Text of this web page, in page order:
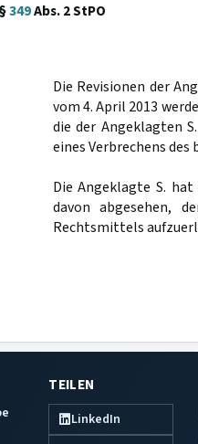
§349Abs. 2 StPO
Die Revisionen der
vom 4. April 2013
die der Angeklagten
eines Verbrechens
Die Angeklagte S.
davon abgesehen,
Rechtsmittels
TEILEN
LinkedIn